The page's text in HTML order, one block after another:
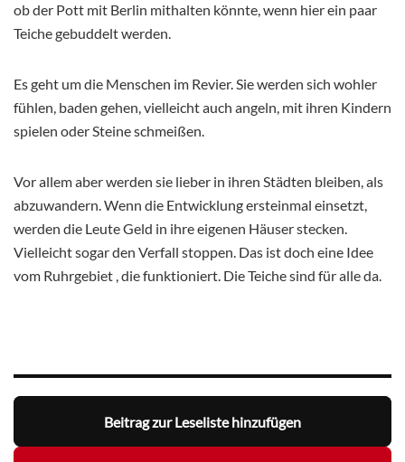
ob der Pott mit Berlin mithalten könnte, wenn hier ein paar
Teiche gebuddelt werden.
Es geht um die Menschen im Revier. Sie werden sich wohler
fühlen, baden gehen, vielleicht auch angeln, mit ihren Kindern
spielen oder Steine schmeißen.
Vor allem aber werden sie lieber in ihren Städten bleiben, als
abzuwandern. Wenn die Entwicklung ersteinmal einsetzt,
werden die Leute Geld in ihre eigenen Häuser stecken.
Vielleicht sogar den Verfall stoppen. Das ist doch eine Idee
vom Ruhrgebiet , die funktioniert. Die Teiche sind für alle da.
Beitrag zur Leseliste hinzufügen